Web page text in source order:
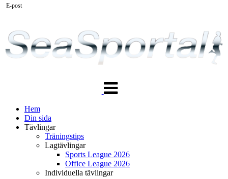
navigering
Hem
Din sida
Tävlingar
Träningstips
Lagtävlingar
Sports League 2026
Office League 2026
Individuella tävlingar
E-post